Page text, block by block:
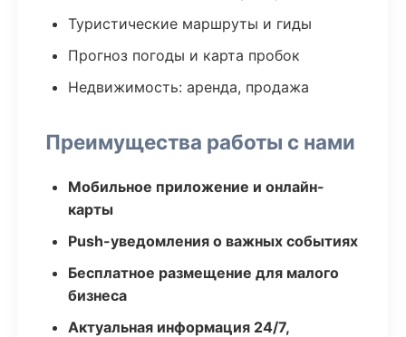
Туристические маршруты и гиды
Прогноз погоды и карта пробок
Недвижимость: аренда, продажа
Преимущества работы с нами
Мобильное приложение и онлайн-
карты
Push-уведомления о важных событиях
Бесплатное размещение для малого
бизнеса
Актуальная информация 24/7,